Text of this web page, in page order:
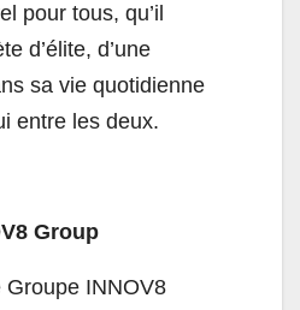
pour tous, qu’il
d’élite, d’une
sa vie quotidienne
entre les deux.
Group
Groupe INNOV8